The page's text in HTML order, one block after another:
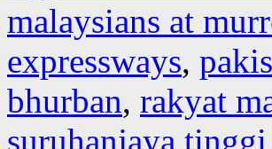
malaysians at
expressways,
bhurban, rakyat
suruhanjaya